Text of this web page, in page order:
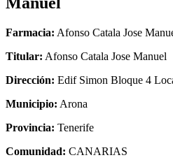
Farmacia: Afonso Catala Jose
Titular: Afonso Catala Jose Manuel
Dirección: Edif Simon Bloque 4
Municipio: Arona
Provincia: Tenerife
Comunidad: CANARIAS